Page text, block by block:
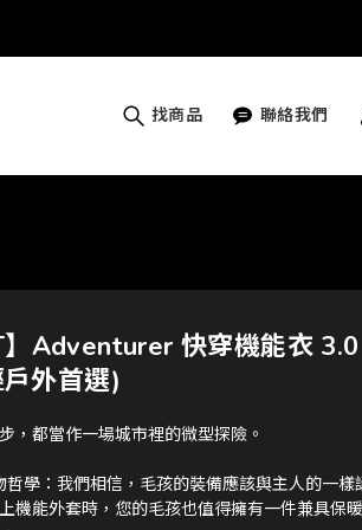
找商品 聯絡我們
Adventurer 快穿機能衣
外首選)
，都當作一場城市裡的微型探險。
哲學：我們相信，毛孩的裝備應該與主人的一樣
機能外套時，您的毛孩也值得擁有一件兼具保